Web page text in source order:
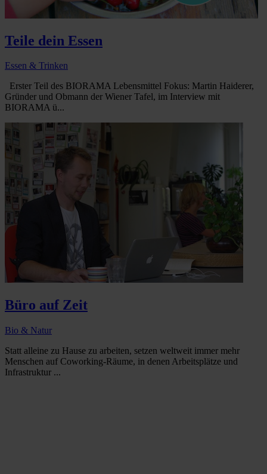
Teile dein Essen
Essen & Trinken
Erster Teil des BIORAMA Lebensmittel Fokus: Martin Haiderer,
Gründer und Obmann der Wiener Tafel, im Interview mit
BIORAMA ü...
Büro auf Zeit
Bio & Natur
Statt alleine zu Hause zu arbeiten, setzen weltweit immer mehr
Menschen auf Coworking-Räume, in denen Arbeitsplätze und
Infrastruktur ...